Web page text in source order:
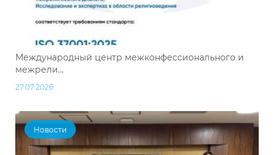
Международный центр межконфессионального и
межрели...
27.07.2026
Новости